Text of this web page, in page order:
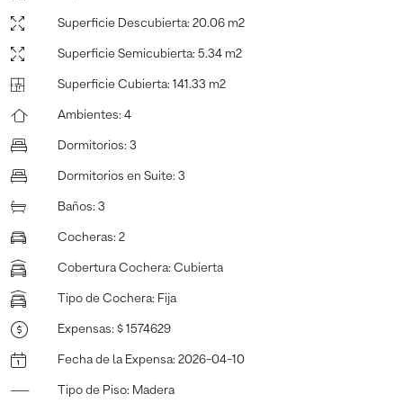
Superficie Descubierta: 20.06 m2
Superficie Semicubierta: 5.34 m2
Superficie Cubierta: 141.33 m2
Ambientes: 4
Dormitorios: 3
Dormitorios en Suite: 3
Baños: 3
Cocheras: 2
Cobertura Cochera: Cubierta
Tipo de Cochera: Fija
Expensas: $ 1574629
Fecha de la Expensa: 2026-04-10
Tipo de Piso: Madera